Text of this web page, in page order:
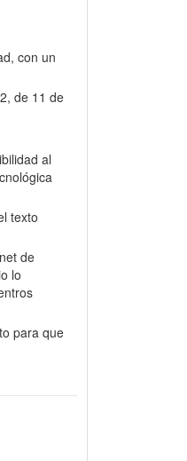
con un
de 11 de
al
texto
de
lo
para que